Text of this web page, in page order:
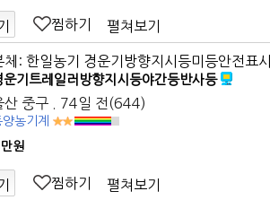
찜하기 펼쳐보기
체: 한일농기 경운기방향지시등미등안전표
운기트레일러방향지시등야간등반사등
산 중구 . 74일 전(644)
양농기계
만원
찜하기 펼쳐보기